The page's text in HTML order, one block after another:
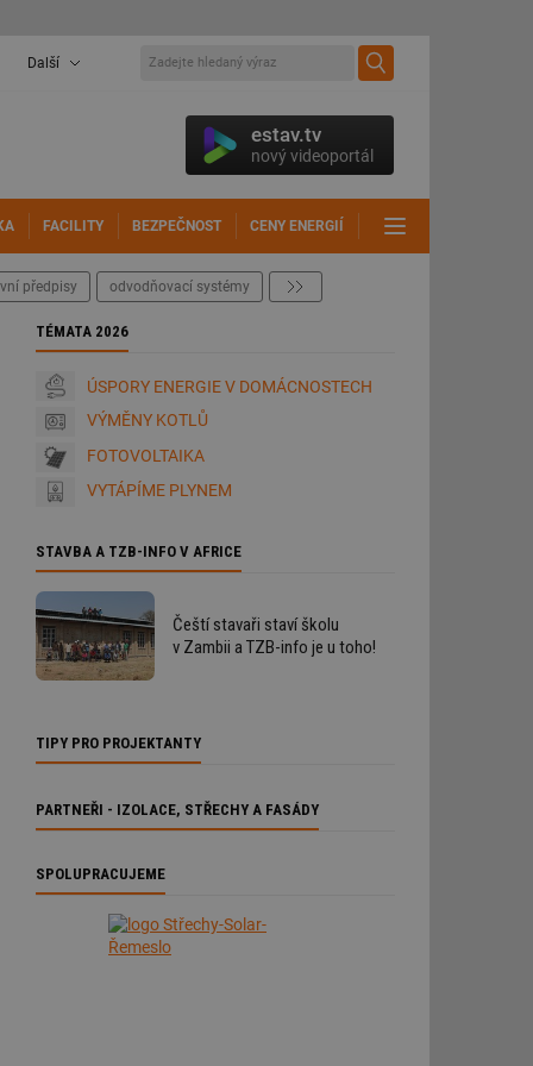
Další
estav.tv
nový videoportál
FACILITY BEZPEČNOST CENY ENERGIÍ
předpisy odvodňovací systémy
TÉMATA 2026
ÚSPORY ENERGIE V DOMÁCNOSTECH
VÝMĚNY KOTLŮ
FOTOVOLTAIKA
VYTÁPÍME PLYNEM
STAVBA A TZB-INFO V AFRICE
Čeští stavaři staví školu
v Zambii a TZB-info je u toho!
TIPY PRO PROJEKTANTY
PARTNEŘI - IZOLACE, STŘECHY A FASÁDY
SPOLUPRACUJEME